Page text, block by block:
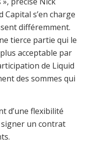
Capital s’en charge
différemment.
tierce partie qui le
acceptable par
de Liquid
des sommes qui
d’une flexibilité
signer un contrat